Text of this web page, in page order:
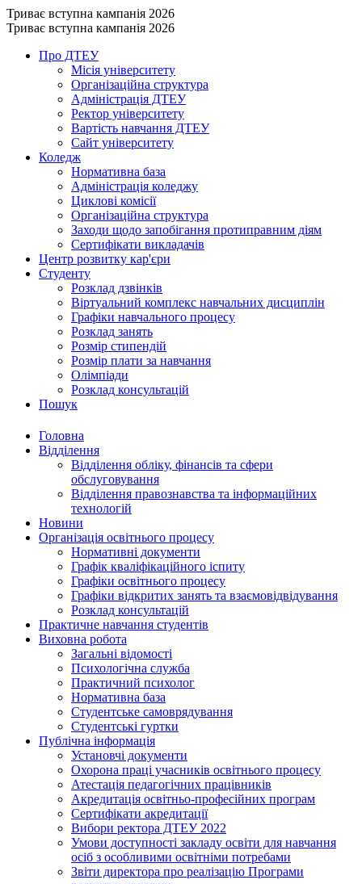
Триває вступна кампанія 2026
Триває вступна кампанія 2026
Про ДТЕУ
Місія університету
Організаційна структура
Адміністрація ДТЕУ
Ректор університету
Вартість навчання ДТЕУ
Сайт університету
Коледж
Нормативна база
Адміністрація коледжу
Циклові комісії
Організаційна структура
Заходи щодо запобігання протиправним діям
Сертифікати викладачів
Центр розвитку кар'єри
Студенту
Розклад дзвінків
Віртуальний комплекс навчальних дисциплін
Графіки навчального процесу
Розклад занять
Розмір стипендій
Розмір плати за навчання
Олімпіади
Розклад консультацій
Пошук
Головна
Відділення
Відділення обліку, фінансів та сфери
обслуговування
Відділення правознавства та інформаційних
технологій
Новини
Організація освітнього процесу
Нормативні документи
Графік кваліфікаційного іспиту
Графіки освітнього процесу
Графіки відкритих занять та взаємовідвідування
Розклад консультацій
Практичне навчання студентів
Виховна робота
Загальні відомості
Психологічна служба
Практичний психолог
Нормативна база
Студентське самоврядування
Студентські гуртки
Публічна інформація
Установчі документи
Охорона праці учасників освітнього процесу
Атестація педагогічних працівників
Акредитація освітньо-професійних програм
Сертифікати акредитації
Вибори ректора ДТЕУ 2022
Умови доступності закладу освіти для навчання
осіб з особливими освітніми потребами
Звіти директора про реалізацію Програми